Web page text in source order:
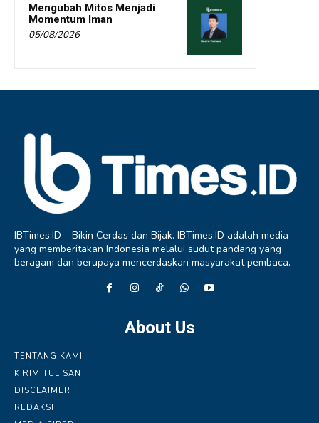
Mengubah Mitos Menjadi
Momentum Iman
05/08/2026
IBTimes.ID – Bikin Cerdas dan Bijak. IBTimes.ID adalah media
yang memberitakan Indonesia melalui sudut pandang yang
beragam dan berupaya mencerdaskan masyarakat pembaca.
About Us
TENTANG KAMI
KIRIM TULISAN
DISCLAIMER
REDAKSI